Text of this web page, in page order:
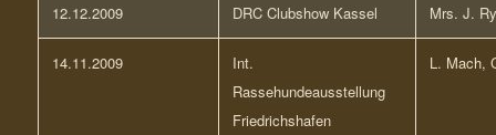
12.12.2009 DRC Clubshow Kassel Mrs. J.
14.11.2009
Int.
Rassehundeausstellung
Friedrichshafen
L. Mach,